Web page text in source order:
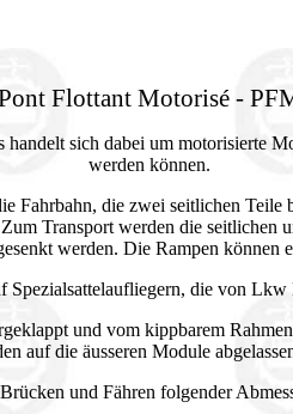
Flottant Motorisé -
sich dabei um motorisierte
werden können.
die zwei seitlichen
Transport werden die seitlichen
werden. Die Rampen können
Spezialsattelaufliegern, die von
und vom kippbarem
auf die äusseren Module
und Fähren folgender